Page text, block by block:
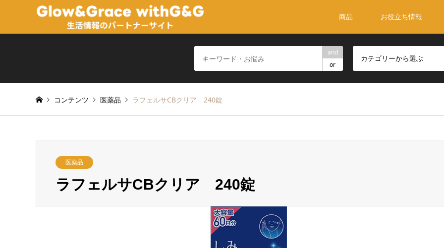
商品 お役立ち情報
and
or
カテゴリーから選ぶ
コンテンツ 医薬品 ラフェルサCBクリア 240錠
医薬品
ラフェルサCBクリア 240錠